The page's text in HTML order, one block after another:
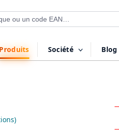
Produits Société Blog